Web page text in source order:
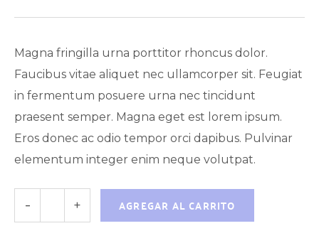
Magna fringilla urna porttitor rhoncus dolor.
Faucibus vitae aliquet nec ullamcorper sit. Feugiat
in fermentum posuere urna nec tincidunt
praesent semper. Magna eget est lorem ipsum.
Eros donec ac odio tempor orci dapibus. Pulvinar
elementum integer enim neque volutpat.
AGREGAR AL CARRITO